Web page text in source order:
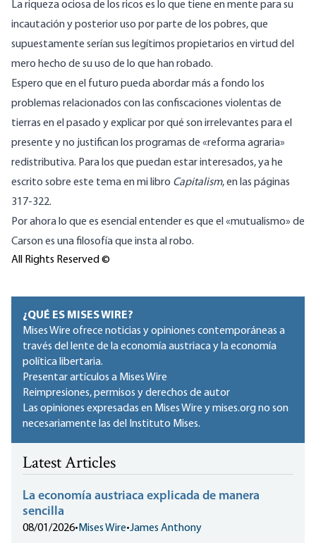
La riqueza ociosa de los ricos es lo que tiene en mente para su
incautación y posterior uso por parte de los pobres, que
supuestamente serían sus legítimos propietarios en virtud del
mero hecho de su uso de lo que han robado.
Espero que en el futuro pueda abordar más a fondo los
problemas relacionados con las confiscaciones violentas de
tierras en el pasado y explicar por qué son irrelevantes para el
presente y no justifican los programas de «reforma agraria»
redistributiva. Para los que puedan estar interesados, ya he
escrito sobre este tema en mi libro Capitalism, en las páginas
317-322.
Por ahora lo que es esencial entender es que el «mutualismo» de
Carson es una filosofía que insta al robo.
All Rights Reserved ©
¿QUÉ ES MISES WIRE?
Mises Wire ofrece noticias y opiniones contemporáneas a
través del lente de la economía austriaca y la economía
política libertaria.
Presentar artículos a Mises Wire
Reimpresiones, permisos y derechos de autor
Las opiniones expresadas en Mises Wire y mises.org no son
necesariamente las del Instituto Mises.
Latest Articles
La economía austriaca explicada de manera
sencilla
08/01/2026•Mises Wire•James Anthony